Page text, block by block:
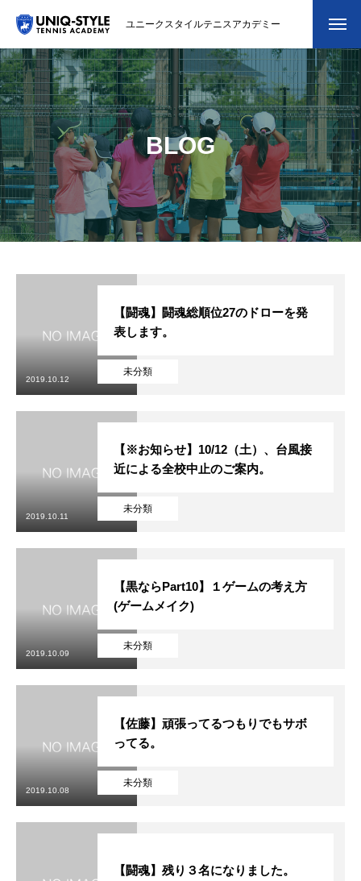
ユニークスタイルテニスアカデミー
初めての方
システム・クラス・料金
スクール紹介・コーチ紹介
大会・イベント
ブログ
会員専用ページ
システム・クラス・料金
BLOG
未分類
【闘魂】闘魂総順位27のドローを発
表します。
2019.10.12
未分類
【※お知らせ】10/12（土）、台風接
近による全校中止のご案内。
2019.10.11
未分類
【黒ならPart10】１ゲームの考え方
(ゲームメイク)
2019.10.09
未分類
【佐藤】頑張ってるつもりでもサボ
ってる。
2019.10.08
【闘魂】残り３名になりました。